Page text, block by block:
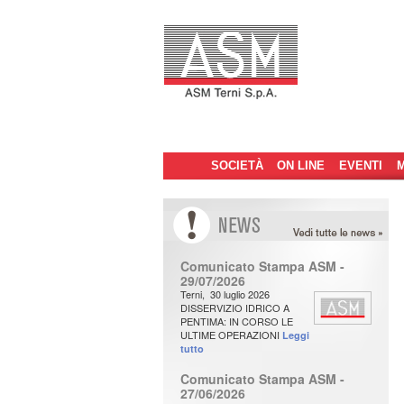
principale
Vai
al
contenuto
principale
Vai
al
contenuto
secondario
SOCIETÀ ON LINE EVENTI
Comunicato Stampa ASM -
29/07/2026
Terni, 30 luglio 2026
DISSERVIZIO IDRICO A
PENTIMA: IN CORSO LE
ULTIME OPERAZIONI Leggi
tutto
Comunicato Stampa ASM -
27/06/2026